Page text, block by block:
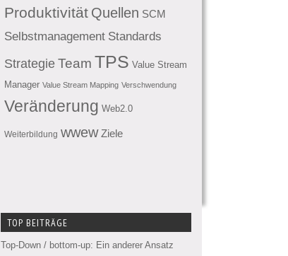
Produktivität Quellen SCM
Selbstmanagement Standards
Strategie Team TPS Value Stream
Manager Value Stream Mapping Verschwendung
Veränderung Web2.0
Weiterbildung wwew Ziele
TOP BEITRÄGE
Top-Down / bottom-up: Ein anderer Ansatz